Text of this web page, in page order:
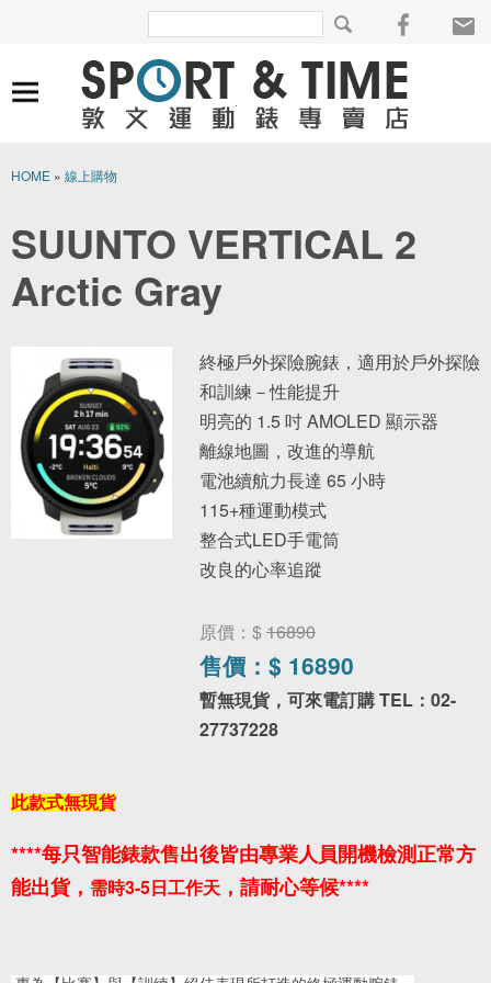
HOME » 線上購物
SUUNTO VERTICAL 2
Arctic Gray
終極戶外探險腕錶，適用於戶外探險
和訓練－性能提升
明亮的 1.5 吋 AMOLED 顯示器
離線地圖，改進的導航
電池續航力長達 65 小時
115+種運動模式
整合式LED手電筒
改良的心率追蹤
原價：$ 16890
售價：$ 16890
暫無現貨，可來電訂購 TEL：02-
27737228
此款式無現貨
****每只智能錶款售出後皆由專業人員開機檢測正常方
能出貨， 需時3-5日工作天 ，請耐心等候****